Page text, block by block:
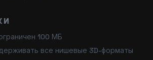
100 МБ
все нишевые 3D-форматы